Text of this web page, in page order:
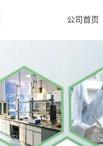
公司首页